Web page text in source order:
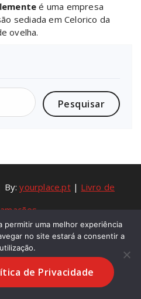
é uma empresa
sediada em Celorico da
ovelha.
By:yourplace.pt| Livro de
permitir uma melhor experiência
no site estará a consentir a
de Privacidade